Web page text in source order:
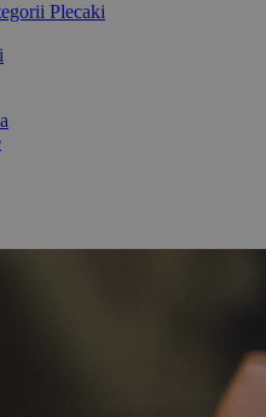
Plecaki